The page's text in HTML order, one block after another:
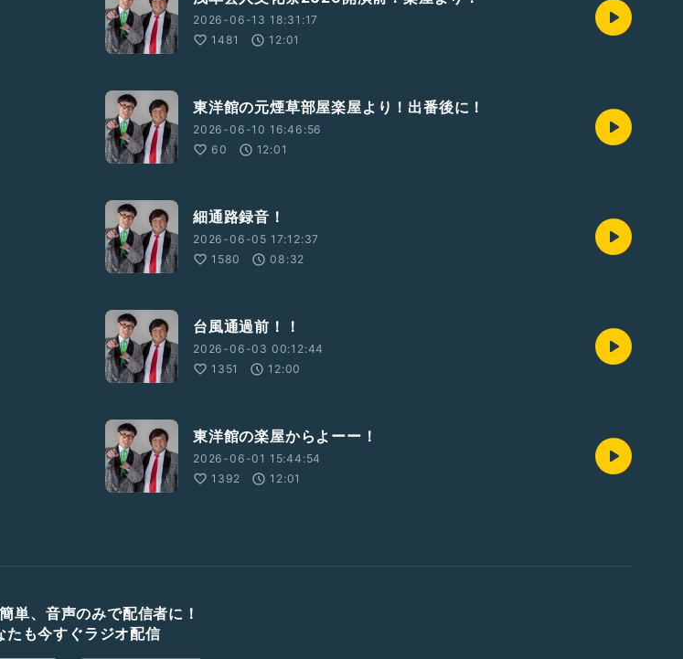
2026-06-13 18:31:17
1481
12:01
東洋館の元煙草部屋楽屋より！出番後に！
2026-06-10 16:46:56
60
12:01
細通路録音！
2026-06-05 17:12:37
1580
08:32
台風通過前！！
2026-06-03 00:12:44
1351
12:00
東洋館の楽屋からよーー！
2026-06-01 15:44:54
1392
12:01
単、音声のみで配信者に！
たも今すぐラジオ配信